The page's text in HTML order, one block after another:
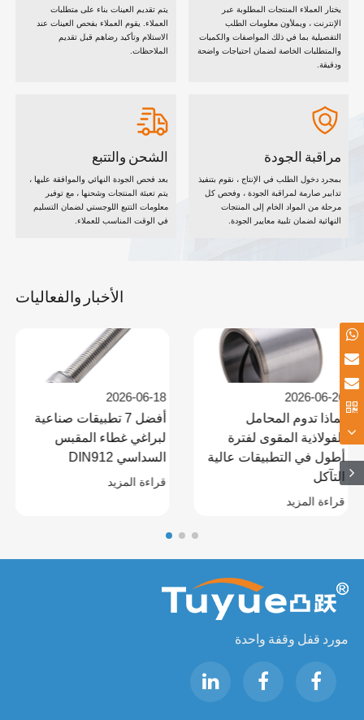
يختار العملاء المنتجات المطلوبة عبر
الإنترنت ، ويملأون معلومات الطلب
التفصيلية بما في ذلك المواصفات والكميات
والمتطلبات الخاصة لضمان احتياجات واضحة
ودقيقة.
يتم تقديم العينات بناء على متطلبات
العملاء. يقوم العملاء بفحص العينات عند
الاستلام وتأكيد رضاهم قبل تقديم
الملاحظات.
مراقبة الجودة
بمجرد دخول الطلب في الإنتاج ، نقوم بتنفيذ
تدابير صارمة لمراقبة الجودة ، وفحص كل
مرحلة من المواد الخام إلى المنتجات
النهائية لضمان تلبية معايير الجودة.
الشحن والتتبع
بعد فحص الجودة النهائي والموافقة عليها ،
يتم تعبئة المنتجات وشحنها ، مع توفير
معلومات التتبع اللوجستي لضمان التسليم
في الوقت المناسب للعملاء.
الأخبار والفعاليات
2026-06-26
لماذا تدوم المحامل
الفولاذية المقوى لفترة
أطول في التطبيقات عالية
التآكل
قراءة المزيد
2026-06-18
أفضل 7 تطبيقات صناعية
لبراغي غطاء المقبس
السداسي DIN912
قراءة المزيد
مورد قفل وقفة واحدة